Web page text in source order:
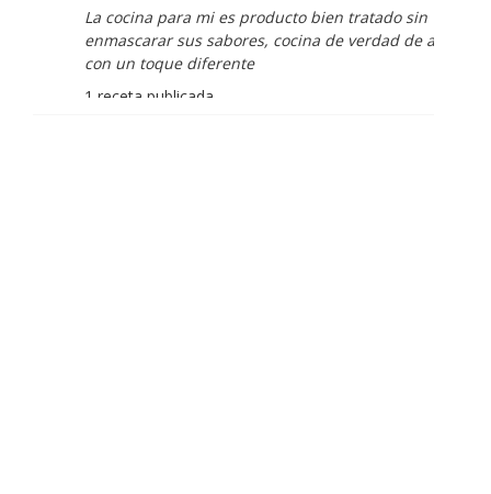
La cocina para mi es producto bien tratado sin
enmascarar sus sabores, cocina de verdad de antaño
con un toque diferente
1 receta publicada